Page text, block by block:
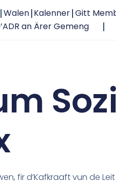
Walen Kalenner Gitt
an Ärer Gemeng
fir d’Kafkraaftvun de